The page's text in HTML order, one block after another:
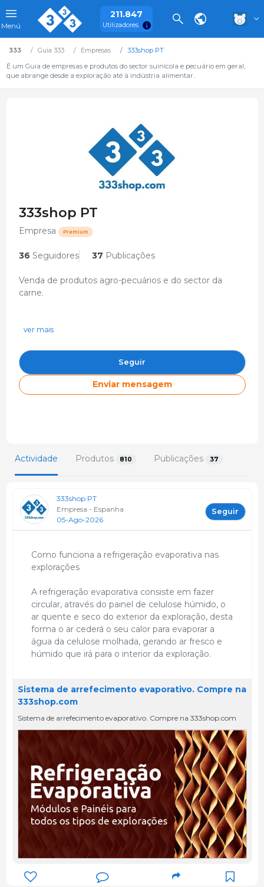
Menú
211.847
Utilizadores
333 Guia 333 Empresas
333shop PT
É um Guia de empresas e produtos do sector suinícola e pecuário em geral,
que abrange desde a exploração até à indústria alimentar.
333shop PT
Empresa Premium
36 Seguidores 37 Publicações
Venda de produtos agro-pecuários e do sector da
carne.
Loja especializada no sector suinícola.
Mais de 120 marcas e fabricantes
https://www.333shop.com/pt/
pedidos@333corporate.com
ver mais
Seguir
Enviar mensagem
Actividade Produtos 810 Publicações 37
333shop PT
Empresa - Espanha
05-Ago-2026
Seguir
Como funciona a refrigeração evaporativa nas
explorações
A refrigeração evaporativa consiste em fazer
circular, através do painel de celulose húmido, o
ar quente e seco do exterior da exploração, desta
forma o ar cederá o seu calor para evaporar a
água da celulose molhada, gerando ar fresco e
húmido que irá para o interior da exploração.
Sistema de arrefecimento evaporativo. Compre na
333shop.com
Sistema de arrefecimento evaporativo. Compre na 333shop.com